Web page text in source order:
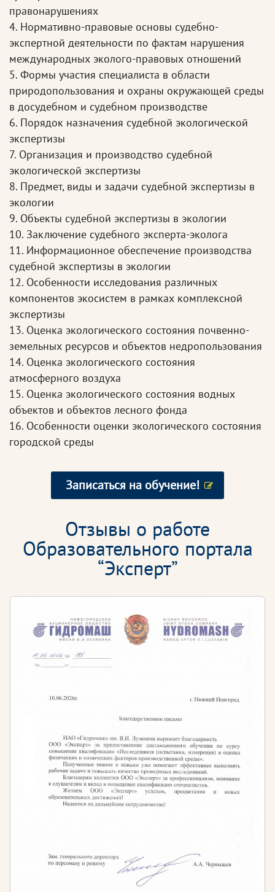
правонарушениях
4. Нормативно-правовые основы судебно-
экспертной деятельности по фактам нарушения
международных эколого-правовых отношений
5. Формы участия специалиста в области
природопользования и охраны окружающей среды
в досудебном и судебном производстве
6. Порядок назначения судебной экологической
экспертизы
7. Организация и производство судебной
экологической экспертизы
8. Предмет, виды и задачи судебной экспертизы в
экологии
9. Объекты судебной экспертизы в экологии
10. Заключение судебного эксперта-эколога
11. Информационное обеспечение производства
судебной экспертизы в экологии
12. Особенности исследования различных
компонентов экосистем в рамках комплексной
экспертизы
13. Оценка экологического состояния почвенно-
земельных ресурсов и объектов недропользования
14. Оценка экологического состояния
атмосферного воздуха
15. Оценка экологического состояния водных
объектов и объектов лесного фонда
16. Особенности оценки экологического состояния
городской среды
Записаться на обучение!
Отзывы о работе
Образовательного портала
“Эксперт”